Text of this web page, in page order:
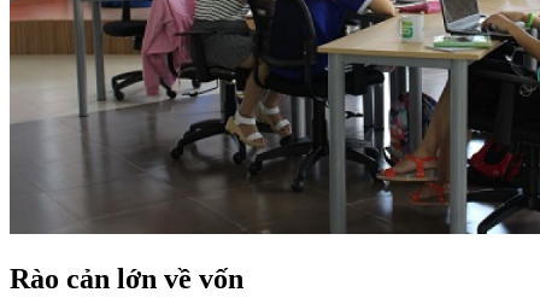
Rào cản lớn về vốn